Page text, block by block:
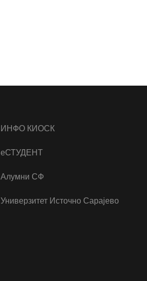
ИНФО КИОСК
еСТУДЕНТ
Алумни СФ
Универзитет Источно Сарајево